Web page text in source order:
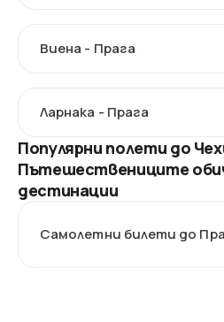
Виена - Прага
Ларнака - Прага
Популярни полети до
Пътешествениците
дестинации
Самолетни билети до